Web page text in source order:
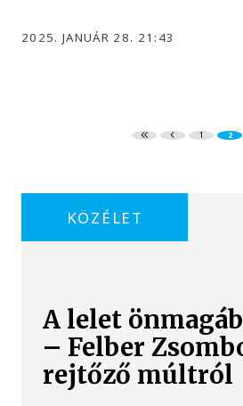
2025. JANUÁR 28. 21:43
1 2
KÖZÉLET
A lelet
– Felber
rejtőző múltról